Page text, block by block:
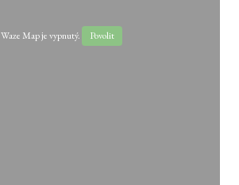
Waze Map je vypnutý. Povolit